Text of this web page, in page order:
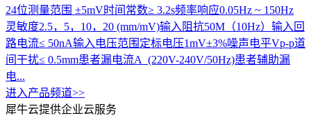
24位测量范围 ±5mV时间常数≥ 3.2s频率响应0.05Hz ~ 150Hz
灵敏度2.5，5，10，20 (mm/mV)输入阻抗50M（10Hz）输入回
路电流≤ 50nA输入电压范围定标电压1mV±3%噪声电平Vp-p道
间干扰≤ 0.5mm患者漏电流A (220V-240V/50Hz)患者辅助漏
电...
进入产品频道>>
犀牛云提供企业云服务